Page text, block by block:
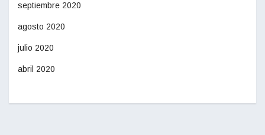
septiembre 2020
agosto 2020
julio 2020
abril 2020